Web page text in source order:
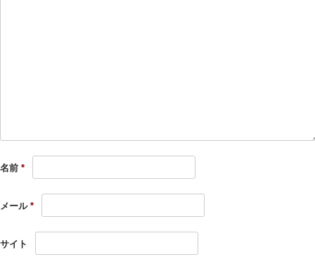
名前 *
メール *
サイト